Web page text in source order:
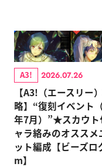
A3! 2026.07.26
【A3!（エースリー
略】“復刻イベント
年7月）”★スカウト
ャラ絡みのオススメ
ット編成【ビーズロ
m】